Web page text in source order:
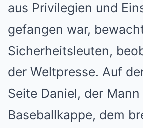
aus Privilegien und
gefangen war,
Sicherheitsleuten,
der Weltpresse. Auf
Seite Daniel, der
Baseballkappe, dem